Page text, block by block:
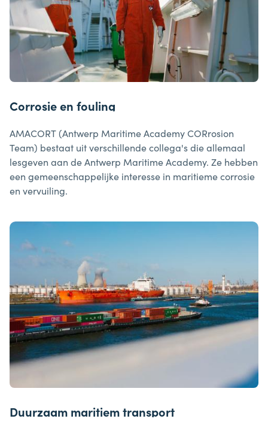
Corrosie en fouling
AMACORT (Antwerp Maritime Academy CORrosion
Team) bestaat uit verschillende collega's die allemaal
lesgeven aan de Antwerp Maritime Academy. Ze hebben
een gemeenschappelijke interesse in maritieme corrosie
en vervuiling.
Duurzaam maritiem transport